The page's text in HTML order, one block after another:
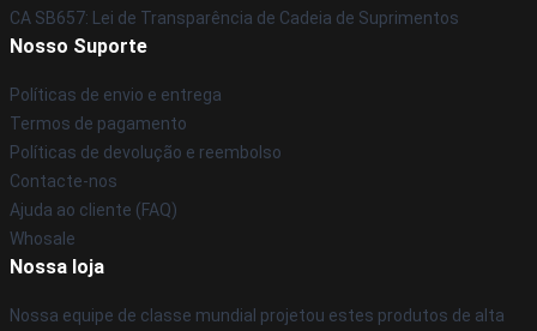
CA SB657: Lei de Transparência de Cadeia de Suprimentos
Nosso Suporte
Políticas de envio e entrega
Termos de pagamento
Políticas de devolução e reembolso
Contacte-nos
Ajuda ao cliente (FAQ)
Whosale
Nossa loja
Nossa equipe de classe mundial projetou estes produtos de alta